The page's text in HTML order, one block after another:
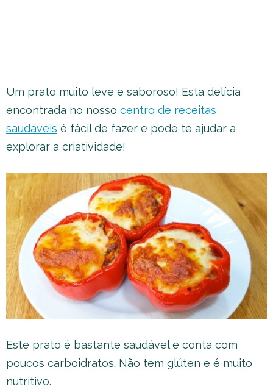
Um prato muito leve e saboroso! Esta delícia
encontrada no nosso centro de receitas
saudáveis é fácil de fazer e pode te ajudar a
explorar a criatividade!
Este prato é bastante saudável e conta com
poucos carboidratos. Não tem glúten e é muito
nutritivo.